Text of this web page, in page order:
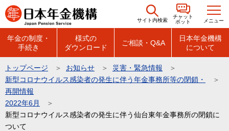
こ
の
の
先
頭
で
サイト内検索
チャット
ボット
メニュー
年金の制度・
手続き
様式の
ダウンロード
ご相談・Q&A
日本年金機構
について
トップページ お知らせ
災害・緊急情報
新型コロナウイルス感染者の発生に伴う年金事務所等の閉鎖・
再開情報
2022年6月
新型コロナウイルス感染者の発生に伴う仙台東年金事務所の閉鎖に
ついて